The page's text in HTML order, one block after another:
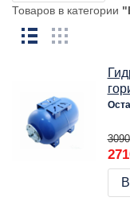
Товаров в категории